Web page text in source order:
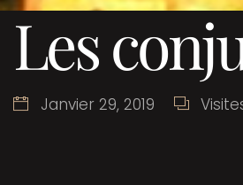
Les
Janvier 29, 2019